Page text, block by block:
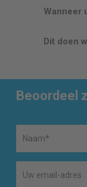
Wanneer
Dit doen
Beoordeel